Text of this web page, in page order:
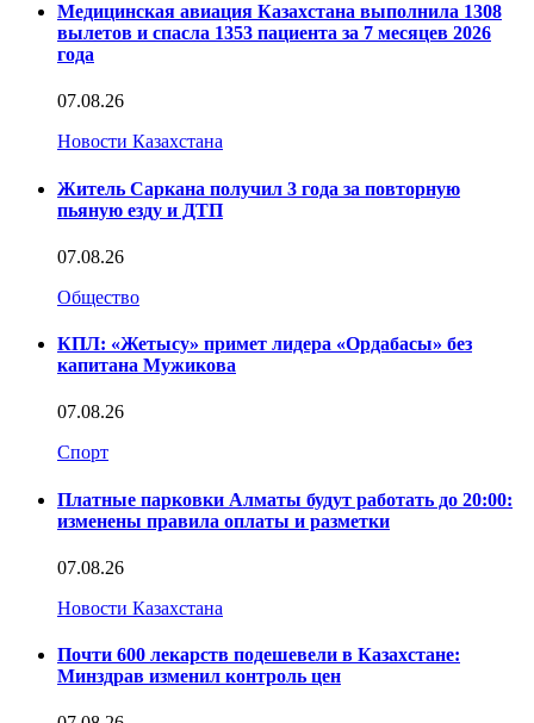
Медицинская авиация Казахстана выполнила 1308
вылетов и спасла 1353 пациента за 7 месяцев 2026
года
07.08.26
Новости Казахстана
Житель Саркана получил 3 года за повторную
пьяную езду и ДТП
07.08.26
Общество
КПЛ: «Жетысу» примет лидера «Ордабасы» без
капитана Мужикова
07.08.26
Спорт
Платные парковки Алматы будут работать до 20:00:
изменены правила оплаты и разметки
07.08.26
Новости Казахстана
Почти 600 лекарств подешевели в Казахстане:
Минздрав изменил контроль цен